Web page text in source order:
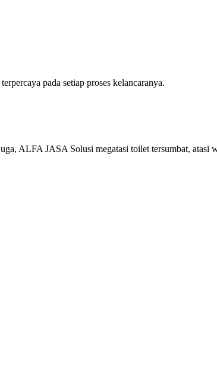
pada setiap proses kelancaranya.
ALFA JASA Solusi megatasi toilet tersumbat, atasi